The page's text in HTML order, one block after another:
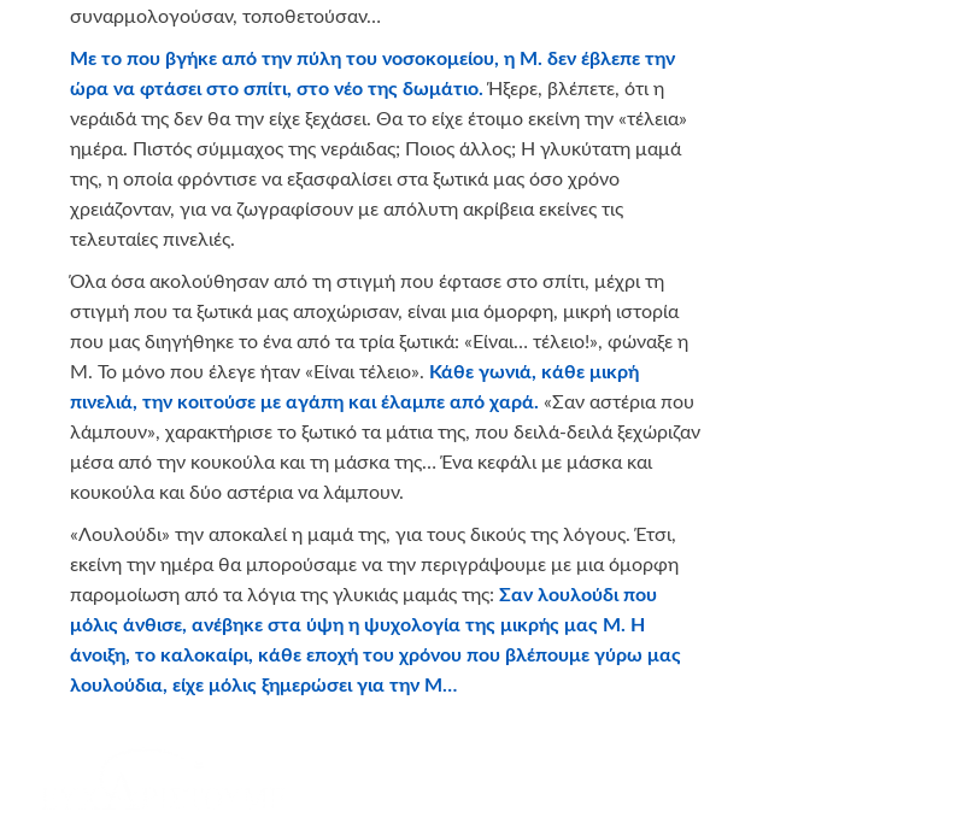
συναρμολογούσαν, τοποθετούσαν…
Με το που βγήκε από την πύλη του νοσοκομείου, η Μ. δεν έβλεπε την
ώρα να φτάσει στο σπίτι, στο νέο της δωμάτιο. Ήξερε, βλέπετε, ότι η
νεράιδά της δεν θα την είχε ξεχάσει. Θα το είχε έτοιμο εκείνη την «τέλεια»
ημέρα. Πιστός σύμμαχος της νεράιδας; Ποιος άλλος; Η γλυκύτατη μαμά
της, η οποία φρόντισε να εξασφαλίσει στα ξωτικά μας όσο χρόνο
χρειάζονταν, για να ζωγραφίσουν με απόλυτη ακρίβεια εκείνες τις
τελευταίες πινελιές.
Όλα όσα ακολούθησαν από τη στιγμή που έφτασε στο σπίτι, μέχρι τη
στιγμή που τα ξωτικά μας αποχώρισαν, είναι μια όμορφη, μικρή ιστορία
που μας διηγήθηκε το ένα από τα τρία ξωτικά: «Είναι… τέλειο!», φώναξε η
Μ. Το μόνο που έλεγε ήταν «Είναι τέλειο». Κάθε γωνιά, κάθε μικρή
πινελιά, την κοιτούσε με αγάπη και έλαμπε από χαρά. «Σαν αστέρια που
λάμπουν», χαρακτήρισε το ξωτικό τα μάτια της, που δειλά-δειλά ξεχώριζαν
μέσα από την κουκούλα και τη μάσκα της… Ένα κεφάλι με μάσκα και
κουκούλα και δύο αστέρια να λάμπουν.
«Λουλούδι» την αποκαλεί η μαμά της, για τους δικούς της λόγους. Έτσι,
εκείνη την ημέρα θα μπορούσαμε να την περιγράψουμε με μια όμορφη
παρομοίωση από τα λόγια της γλυκιάς μαμάς της: Σαν λουλούδι που
μόλις άνθισε, ανέβηκε στα ύψη η ψυχολογία της μικρής μας Μ. Η
άνοιξη, το καλοκαίρι, κάθε εποχή του χρόνου που βλέπουμε γύρω μας
λουλούδια, είχε μόλις ξημερώσει για την Μ…